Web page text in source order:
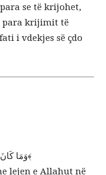
se të krijohet,
para krijimit të
i vdekjes së çdo
﴿وَمَا كَانَ لِنَفْسٍ أَنْ تَمُوتَ إِلَّا بِإِذْنِ اللَّهِ كِتَابًا مُؤَجَّلًا﴾
lejen e Allahut në